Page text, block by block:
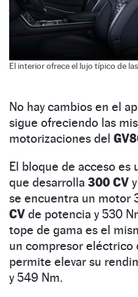
El interior ofrece el lujo típico de
No hay cambios en el
sigue ofreciendo las
motorizaciones del
El bloque de acceso
que desarrolla 300 CV
se encuentra un motor
CV de potencia y 530
tope de gama es el
un compresor eléctrico
permite elevar su
y 549 Nm.